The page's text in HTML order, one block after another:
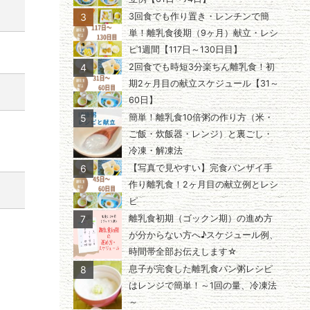
3
3回食でも作り置き・レンチンで簡
単！離乳食後期（9ヶ月）献立・レシ
ピ1週間【117日～130日目】
4
2回食でも時短3分楽ちん離乳食！初
期2ヶ月目の献立スケジュール【31～
60日】
5
簡単！離乳食10倍粥の作り方（米・
ご飯・炊飯器・レンジ）と裏ごし・
冷凍・解凍法
6
【写真で見やすい】完食バンザイ手
作り離乳食！2ヶ月目の献立例とレシ
ピ
7
離乳食初期（ゴックン期）の進め方
が分からない方へ♪スケジュール例、
時間帯全部お伝えします☆
8
息子が完食した離乳食パン粥レシピ
はレンジで簡単！～1回の量、冷凍法
～